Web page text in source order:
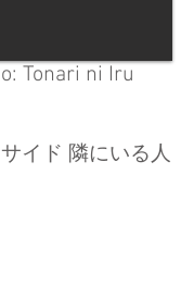
Tonari ni Iru
イド 隣にいる人